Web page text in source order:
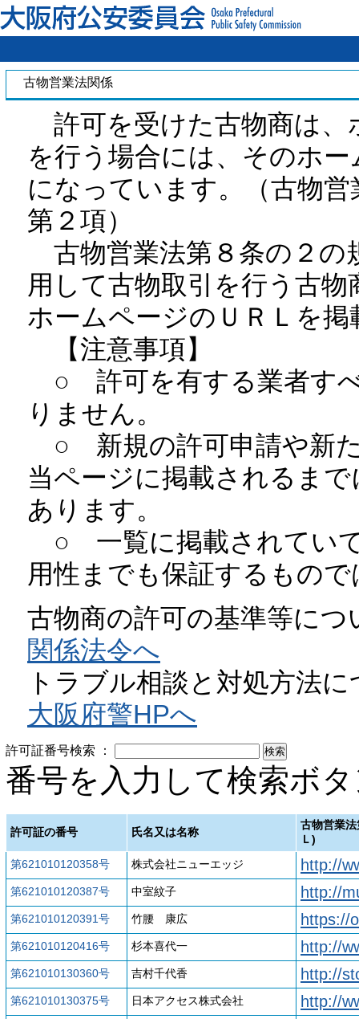
文字を
古物営業法関係
許可を受けた古物商は、
を行う場合には、そのホ
になっています。（古物
第２項）
古物営業法第８条の２の
用して古物取引を行う古
ホームページのＵＲＬを
【注意事項】
○ 許可を有する業者す
りません。
○ 新規の許可申請や新た
当ページに掲載されるま
あります。
○ 一覧に掲載されてい
用性までも保証するもの
古物商の許可の基準等
関係法令へ
トラブル相談と対処方
大阪府警HPへ
許可証番号検索 ：
番号を入力して検索ボ
許可証の番号 氏名又は名称
古物営業
Ｌ)
第621010120358号 株式会社ニューエッジ http://
第621010120387号 中室紋子 http://
第621010120391号 竹腰 康広 https://
第621010120416号 杉本喜代一 http://
第621010130360号 吉村千代香 http://
第621010130375号 日本アクセス株式会社 http://